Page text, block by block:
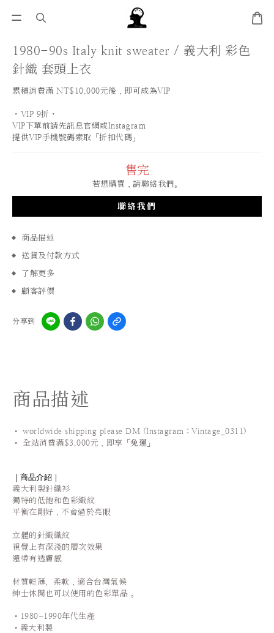
1980-90s Italy knit sweater / 義大利 彩色
針織 套頭上衣
累積消費滿 NT$10,000元後，即可成為VIP
・VIP 9折・
VIP下單前請先訊息官網或Instagram
提供VIP手機號碼索取「折扣代碼」
售完
若想購買，請聯絡我們。
聯絡我們
商品描述
送貨及付款方式
了解更多
顧客評價
分享到
商品描述
• worldwide shipping please DM (Instagram：Vintage_0311)
• 全站消費滿$3,000元，即享「 免運 」
｜商品介紹｜
義大利製針織衫
獨特的低飽和色彩織紋
平衡在剛好，不會過於亮眼
立體的針織織紋
視覺上有深淺的層次效果
還帶有透膚感
材質輕薄、柔軟，適合台灣氣候
紳士休閒也可以使用的色彩單品 。
•1980-1990年代生產
•義大利製